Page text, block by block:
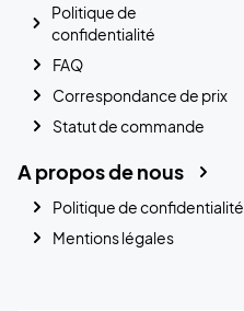
Politique de
confidentialité
FAQ
Correspondance de prix
Statut de commande
A propos de nous
Politique de confidentialité
Mentions légales